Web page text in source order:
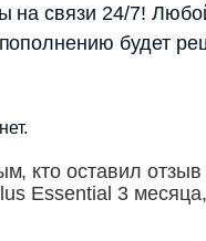
на связи 24/7!
будет
кто оставил
Essential 3